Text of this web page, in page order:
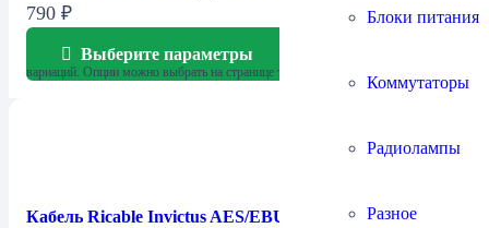
Блоки питания
Коммутаторы
Радиолампы
Разное
790 ₽
Выберите параметры
вариаций. Опции можно выбрать на странице товара.
Кабель Ricable Invictus AES/EBU